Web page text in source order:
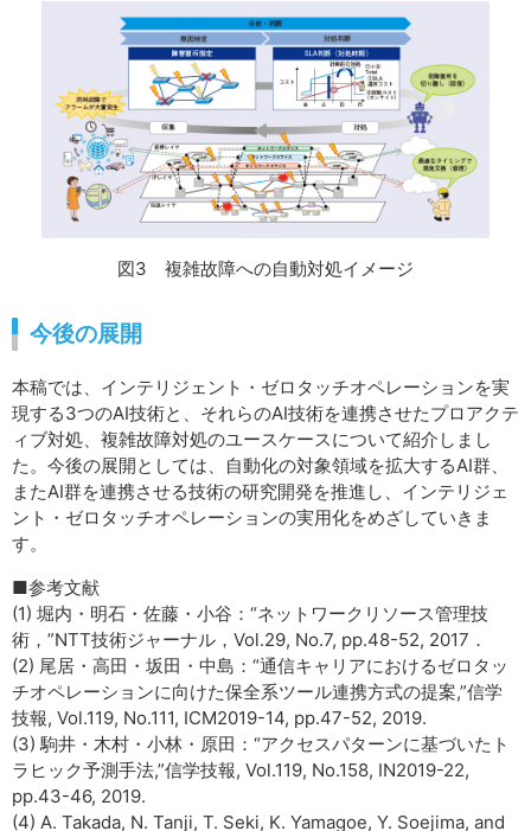
図3 複雑故障への自動対処イメージ
今後の展開
本稿では、インテリジェント・ゼロタッチオペレーションを実
現する3つのAI技術と、それらのAI技術を連携させたプロアクテ
ィブ対処、複雑故障対処のユースケースについて紹介しまし
た。今後の展開としては、自動化の対象領域を拡大するAI群、
またAI群を連携させる技術の研究開発を推進し、インテリジェ
ント・ゼロタッチオペレーションの実用化をめざしていきま
す。
■参考文献
(1) 堀内・明石・佐藤・小谷：“ネットワークリソース管理技
術，”NTT技術ジャーナル，Vol.29, No.7, pp.48-52, 2017．
(2) 尾居・高田・坂田・中島：“通信キャリアにおけるゼロタッ
チオペレーションに向けた保全系ツール連携方式の提案,”信学
技報, Vol.119, No.111, ICM2019-14, pp.47-52, 2019.
(3) 駒井・木村・小林・原田：“アクセスパターンに基づいたト
ラヒック予測手法,”信学技報, Vol.119, No.158, IN2019-22,
pp.43-46, 2019.
(4) A. Takada, N. Tanji, T. Seki, K. Yamagoe, Y. Soejima, and